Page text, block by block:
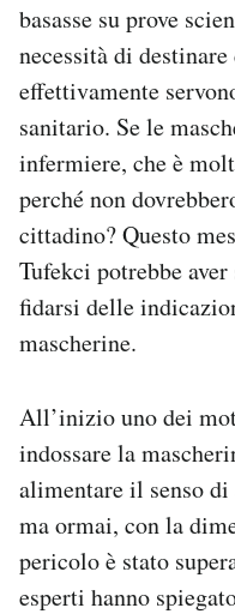
basasse su prove
necessità di
effettivamente
sanitario. Se le
infermiere, che è
perché non
cittadino? Questo
Tufekci potrebbe
fidarsi delle
mascherine.
All’inizio uno dei
indossare la
alimentare il senso di
ma ormai, con la
pericolo è stato
esperti hanno